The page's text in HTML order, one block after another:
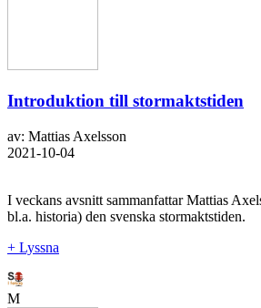
Introduktion till stormaktstiden
av: Mattias Axelsson
2021-10-04
I veckans avsnitt sammanfattar Mattias
bl.a. historia) den svenska stormaktstiden.
+ Lyssna
M